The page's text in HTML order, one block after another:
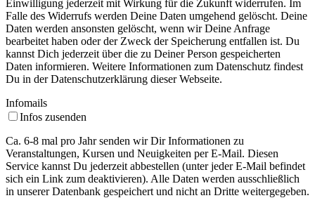
Einwilligung jederzeit mit Wirkung für die Zukunft widerrufen. Im
Falle des Widerrufs werden Deine Daten umgehend gelöscht. Deine
Daten werden ansonsten gelöscht, wenn wir Deine Anfrage
bearbeitet haben oder der Zweck der Speicherung entfallen ist. Du
kannst Dich jederzeit über die zu Deiner Person gespeicherten
Daten informieren. Weitere Informationen zum Datenschutz findest
Du in der Datenschutzerklärung dieser Webseite.
Infomails
Infos zusenden
Ca. 6-8 mal pro Jahr senden wir Dir Informationen zu
Veranstaltungen, Kursen und Neuigkeiten per E-Mail. Diesen
Service kannst Du jederzeit abbestellen (unter jeder E-Mail befindet
sich ein Link zum deaktivieren). Alle Daten werden ausschließlich
in unserer Datenbank gespeichert und nicht an Dritte weitergegeben.